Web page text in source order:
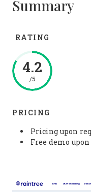
Summary
RATING
4.2
/5
PRICING
Pricing upon
Free demo